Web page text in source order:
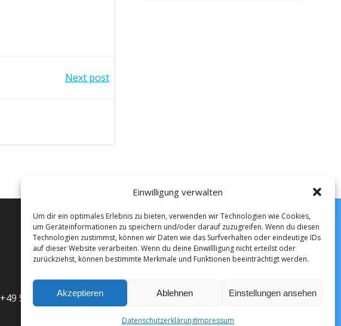
Einwilligung verwalten
Um dir ein optimales Erlebnis zu bieten, verwenden wir Technologien wie Cookies,
um Geräteinformationen zu speichern und/oder darauf zuzugreifen. Wenn du diesen
Technologien zustimmst, können wir Daten wie das Surfverhalten oder eindeutige IDs
auf dieser Website verarbeiten. Wenn du deine Einwillligung nicht erteilst oder
zurückziehst, können bestimmte Merkmale und Funktionen beeinträchtigt werden.
Akzeptieren Ablehnen Einstellungen ansehen
DatenschutzerklärungImpressum
Next post
+49 511 60 42 100
Created by
hannover-
mixters.net